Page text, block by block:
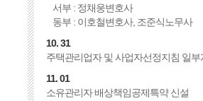
서부 : 정채웅변호사
동부 : 이호철변호사, 조준식노무사
10. 31
주택관리업자 및 사업자선정지침 일부
11. 01
소유관리자 배상책임공제특약 신설